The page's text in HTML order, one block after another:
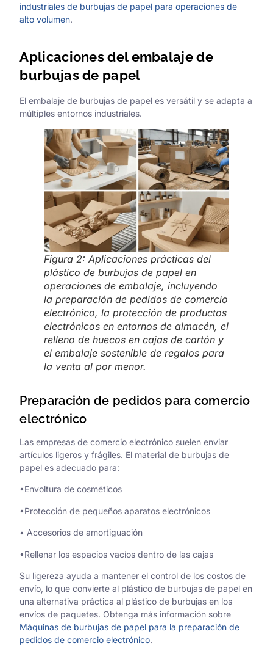
industriales de burbujas de papel para operaciones de
alto volumen.
Aplicaciones del embalaje de
burbujas de papel
El embalaje de burbujas de papel es versátil y se adapta a
múltiples entornos industriales.
Figura 2: Aplicaciones prácticas del
plástico de burbujas de papel en
operaciones de embalaje, incluyendo
la preparación de pedidos de comercio
electrónico, la protección de productos
electrónicos en entornos de almacén, el
relleno de huecos en cajas de cartón y
el embalaje sostenible de regalos para
la venta al por menor.
Preparación de pedidos para comercio
electrónico
Las empresas de comercio electrónico suelen enviar
artículos ligeros y frágiles. El material de burbujas de
papel es adecuado para:
•Envoltura de cosméticos
•Protección de pequeños aparatos electrónicos
• Accesorios de amortiguación
•Rellenar los espacios vacíos dentro de las cajas
Su ligereza ayuda a mantener el control de los costos de
envío, lo que convierte al plástico de burbujas de papel en
una alternativa práctica al plástico de burbujas en los
envíos de paquetes. Obtenga más información sobre
Máquinas de burbujas de papel para la preparación de
pedidos de comercio electrónico.